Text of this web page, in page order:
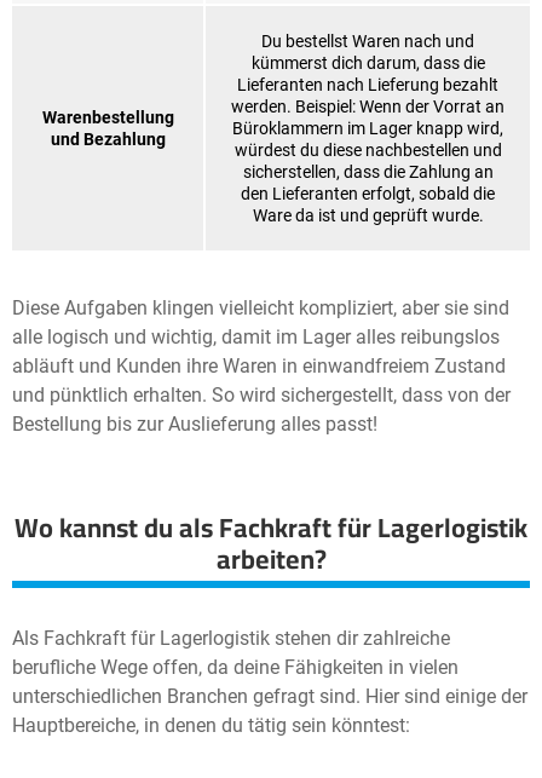
Warenbestellung
und Bezahlung
Du bestellst Waren nach und
kümmerst dich darum, dass die
Lieferanten nach Lieferung bezahlt
werden. Beispiel: Wenn der Vorrat an
Büroklammern im Lager knapp wird,
würdest du diese nachbestellen und
sicherstellen, dass die Zahlung an
den Lieferanten erfolgt, sobald die
Ware da ist und geprüft wurde.
Diese Aufgaben klingen vielleicht kompliziert, aber sie sind
alle logisch und wichtig, damit im Lager alles reibungslos
abläuft und Kunden ihre Waren in einwandfreiem Zustand
und pünktlich erhalten. So wird sichergestellt, dass von der
Bestellung bis zur Auslieferung alles passt!
Wo kannst du als Fachkraft für Lagerlogistik
arbeiten?
Als Fachkraft für Lagerlogistik stehen dir zahlreiche
berufliche Wege offen, da deine Fähigkeiten in vielen
unterschiedlichen Branchen gefragt sind. Hier sind einige der
Hauptbereiche, in denen du tätig sein könntest: